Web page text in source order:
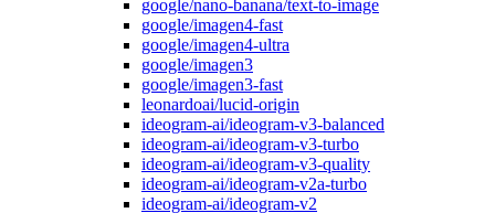
google/nano-banana/text-to-image
google/imagen4-fast
google/imagen4-ultra
google/imagen3
google/imagen3-fast
leonardoai/lucid-origin
ideogram-ai/ideogram-v3-balanced
ideogram-ai/ideogram-v3-turbo
ideogram-ai/ideogram-v3-quality
ideogram-ai/ideogram-v2a-turbo
ideogram-ai/ideogram-v2